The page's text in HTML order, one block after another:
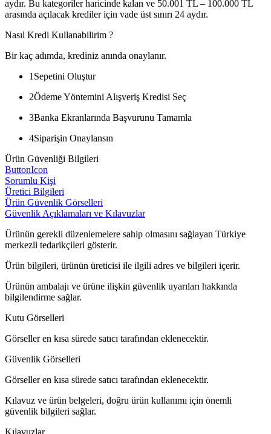
aydır. Bu kategoriler haricinde kalan ve 50.001 TL – 100.000 TL
arasında açılacak krediler için vade üst sınırı 24 aydır.
Nasıl Kredi Kullanabilirim ?
Bir kaç adımda, krediniz anında onaylanır.
1 Sepetini Oluştur
2Ödeme Yöntemini Alışveriş Kredisi Seç
3Banka Ekranlarında Başvurunu Tamamla
4Siparişin Onaylansın
Ürün Güvenliği Bilgileri
ButtonIcon
Sorumlu Kişi
Üretici Bilgileri
Ürün Güvenlik Görselleri
Güvenlik Açıklamaları ve Kılavuzlar
Ürünün gerekli düzenlemelere sahip olmasını sağlayan Türkiye
merkezli tedarikçileri gösterir.
Ürün bilgileri, ürünün üreticisi ile ilgili adres ve bilgileri içerir.
Ürünün ambalajı ve ürüne ilişkin güvenlik uyarıları hakkında
bilgilendirme sağlar.
Kutu Görselleri
Görseller en kısa sürede satıcı tarafından eklenecektir.
Güvenlik Görselleri
Görseller en kısa sürede satıcı tarafından eklenecektir.
Kılavuz ve ürün belgeleri, doğru ürün kullanımı için önemli
güvenlik bilgileri sağlar.